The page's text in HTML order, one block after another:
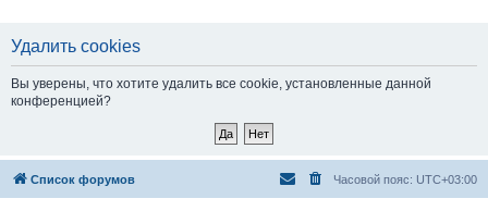
Удалить cookies
Вы уверены, что хотите удалить все cookie, установленные данной
конференцией?
Список форумов Часовой пояс: UTC+03:00